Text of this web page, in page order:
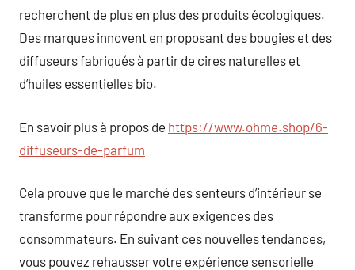
recherchent de plus en plus des produits écologiques.
Des marques innovent en proposant des bougies et des
diffuseurs fabriqués à partir de cires naturelles et
d’huiles essentielles bio.
En savoir plus à propos de https://www.ohme.shop/6-
diffuseurs-de-parfum
Cela prouve que le marché des senteurs d’intérieur se
transforme pour répondre aux exigences des
consommateurs. En suivant ces nouvelles tendances,
vous pouvez rehausser votre expérience sensorielle